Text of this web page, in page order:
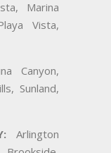
Marina
Vista,
Canyon,
Sunland,
Arlington